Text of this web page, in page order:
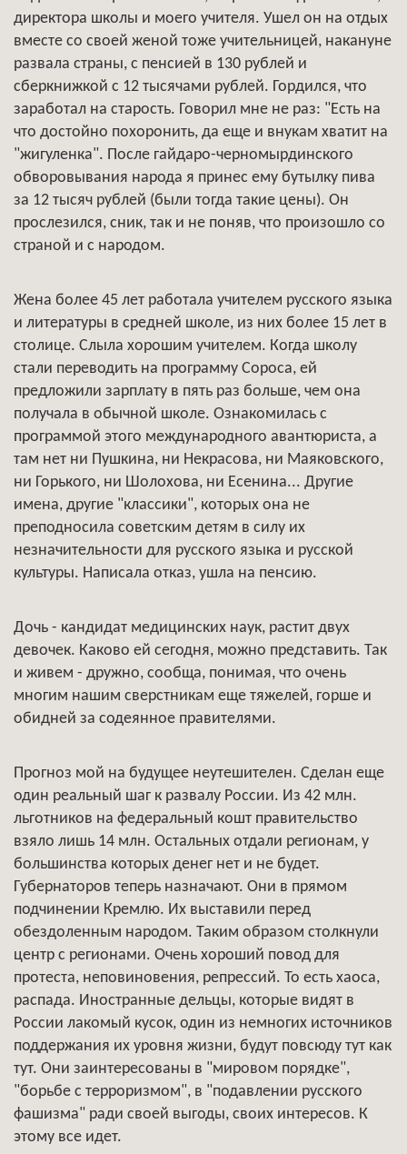
директора школы и моего учителя. Ушел он на отдых
вместе со своей женой тоже учительницей, накануне
развала страны, с пенсией в 130 рублей и
сберкнижкой с 12 тысячами рублей. Гордился, что
заработал на старость. Говорил мне не раз: "Есть на
что достойно похоронить, да еще и внукам хватит на
"жигуленка". После гайдаро-черномырдинского
обворовывания народа я принес ему бутылку пива
за 12 тысяч рублей (были тогда такие цены). Он
прослезился, сник, так и не поняв, что произошло со
страной и с народом.
Жена более 45 лет работала учителем русского языка
и литературы в средней школе, из них более 15 лет в
столице. Слыла хорошим учителем. Когда школу
стали переводить на программу Сороса, ей
предложили зарплату в пять раз больше, чем она
получала в обычной школе. Ознакомилась с
программой этого международного авантюриста, а
там нет ни Пушкина, ни Некрасова, ни Маяковского,
ни Горького, ни Шолохова, ни Есенина... Другие
имена, другие "классики", которых она не
преподносила советским детям в силу их
незначительности для русского языка и русской
культуры. Написала отказ, ушла на пенсию.
Дочь - кандидат медицинских наук, растит двух
девочек. Каково ей сегодня, можно представить. Так
и живем - дружно, сообща, понимая, что очень
многим нашим сверстникам еще тяжелей, горше и
обидней за содеянное правителями.
Прогноз мой на будущее неутешителен. Сделан еще
один реальный шаг к развалу России. Из 42 млн.
льготников на федеральный кошт правительство
взяло лишь 14 млн. Остальных отдали регионам, у
большинства которых денег нет и не будет.
Губернаторов теперь назначают. Они в прямом
подчинении Кремлю. Их выставили перед
обездоленным народом. Таким образом столкнули
центр с регионами. Очень хороший повод для
протеста, неповиновения, репрессий. То есть хаоса,
распада. Иностранные дельцы, которые видят в
России лакомый кусок, один из немногих источников
поддержания их уровня жизни, будут повсюду тут как
тут. Они заинтересованы в "мировом порядке",
"борьбе с терроризмом", в "подавлении русского
фашизма" ради своей выгоды, своих интересов. К
этому все идет.